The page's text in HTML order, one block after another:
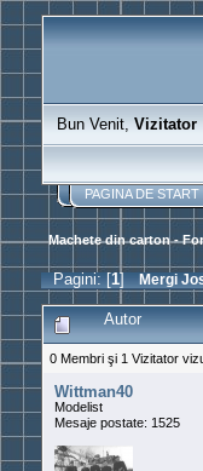
Bun Venit,Vizitator
PAGINA DE START
Machete din carton -
Pagini: [1]Mergi
Autor
0 Membri şi 1 Vizitator
Wittman40
Modelist
Mesaje postate: 1525